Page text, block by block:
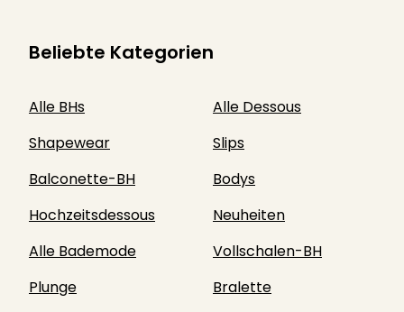
Beliebte Kategorien
Alle BHs
Alle Dessous
Shapewear
Slips
Balconette-BH
Bodys
Hochzeitsdessous
Neuheiten
Alle Bademode
Vollschalen-BH
Plunge
Bralette